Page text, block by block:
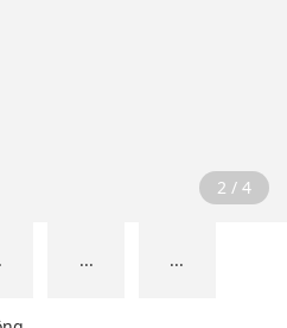
2 / 4
... ...